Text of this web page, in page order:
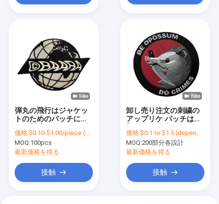
弾丸の飛行はジャケッ
トのためのパッチによ
ー刺繍パッチの鉄を模
倣する
価格:$0.10-$1.00/piece (depends on the design and order quantity)
MOQ:100pcs
最新価格を得る
接触
卸し売り注文の刺繍の
アップリケ パッチは衣
ッチの鉄で縫う
価格:$0.1 to $1.5 (depends on the design and order quantity)
MOQ:200部分各設計
最新価格を得る
接触